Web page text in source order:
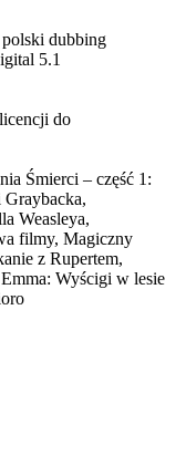
dubbing
5.1
do
Śmierci – część 1:
Weasleya,
filmy, Magiczny
z Rupertem,
Wyścigi w lesie